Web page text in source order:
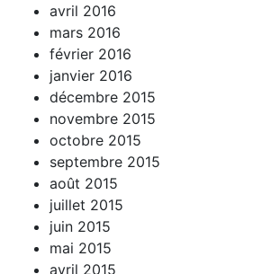
avril 2016
mars 2016
février 2016
janvier 2016
décembre 2015
novembre 2015
octobre 2015
septembre 2015
août 2015
juillet 2015
juin 2015
mai 2015
avril 2015